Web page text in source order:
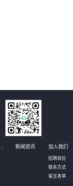
新闻资讯 加入我们
招聘岗位
联系方式
留言表单